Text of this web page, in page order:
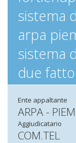
sistema
arpa
sistema
due
Ente appaltante
ARPA -
Aggiudicatario
COM.TEL